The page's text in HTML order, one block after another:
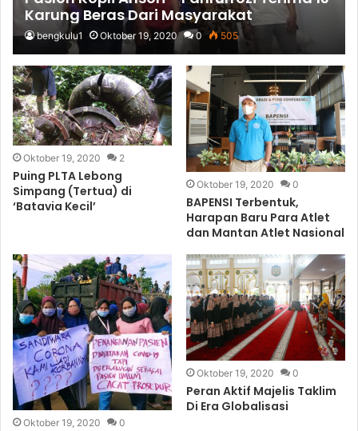
Karung Beras Dari Masyarakat
bengkulu1 Oktober 19, 2020 0 505
Oktober 19, 2020 2
Puing PLTA Lebong
Simpang (Tertua) di
‘Batavia Kecil’
Oktober 19, 2020 0
BAPENSI Terbentuk,
Harapan Baru Para Atlet
dan Mantan Atlet Nasional
Oktober 19, 2020 0
Oktober 19, 2020 0
Peran Aktif Majelis Taklim
Di Era Globalisasi